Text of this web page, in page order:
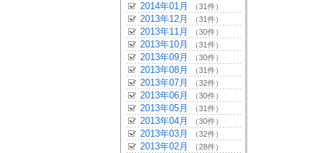
2014年01月 （31件）
2013年12月 （31件）
2013年11月 （30件）
2013年10月 （31件）
2013年09月 （30件）
2013年08月 （31件）
2013年07月 （32件）
2013年06月 （30件）
2013年05月 （31件）
2013年04月 （30件）
2013年03月 （32件）
2013年02月 （28件）